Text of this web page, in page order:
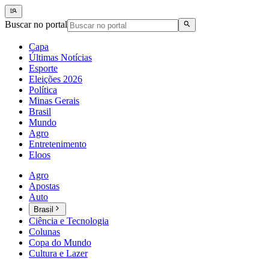
Buscar no portal
Capa
Últimas Notícias
Esporte
Eleições 2026
Política
Minas Gerais
Brasil
Mundo
Agro
Entretenimento
Eloos
Agro
Apostas
Auto
Brasil
Ciência e Tecnologia
Colunas
Copa do Mundo
Cultura e Lazer